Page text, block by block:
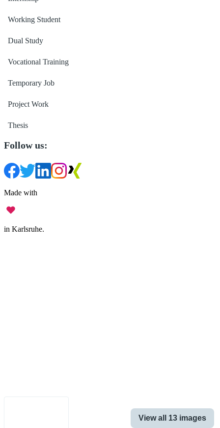
View all 13 images
Working Student
Dual Study
Vocational Training
Temporary Job
Project Work
Thesis
Follow us:
Made with
in Karlsruhe.